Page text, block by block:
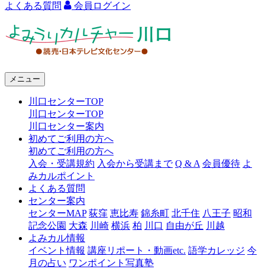
よくある質問 会員ログイン
ャ
口
メニュー
川口センターTOP
川口センターTOP
川口センター案内
初めてご利用の方へ
初めてご利用の方へ
入会・受講規約 入会から受講まで Q & A 会員優待 よ
みカルポイント
よくある質問
センター案内
センターMAP 荻窪 恵比寿 錦糸町 北千住 八王子 昭和
記念公園 大森 川崎 横浜 柏 川口 自由が丘 川越
よみカル情報
イベント情報 講座リポート・動画etc. 語学カレッジ 今
月の占い ワンポイント写真塾